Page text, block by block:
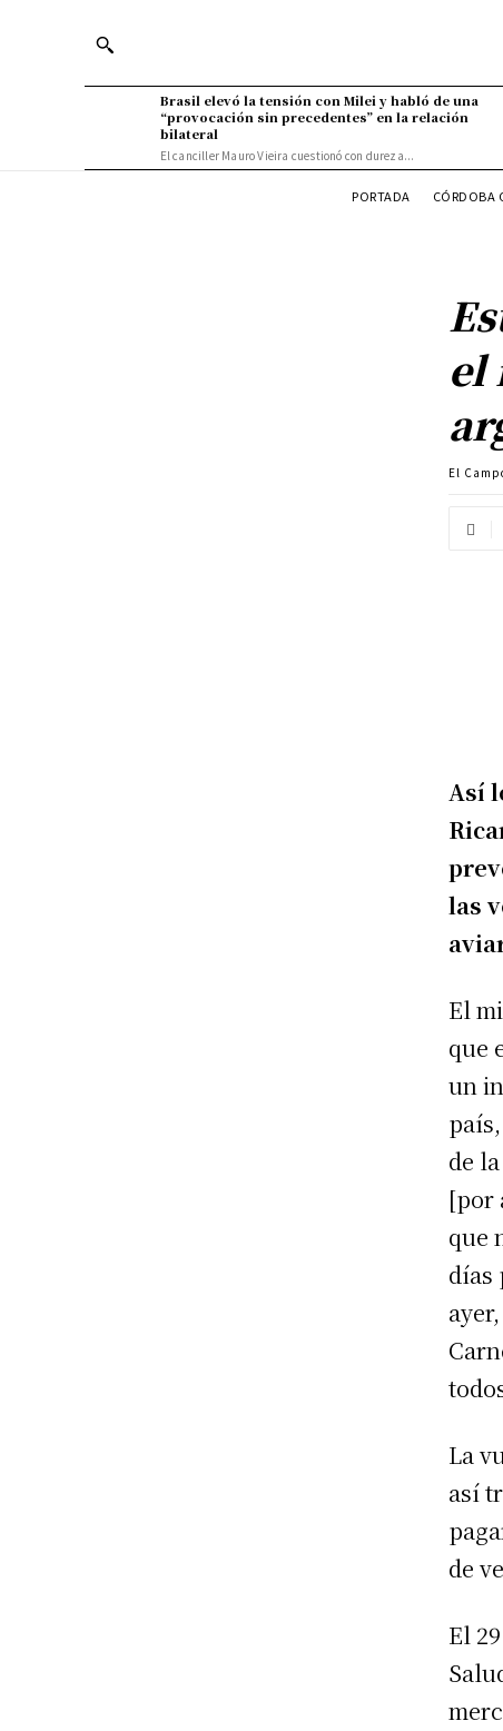
Brasil elevó la tensión con Milei y habló de una
“provocación sin precedentes” en la relación
bilateral
El canciller Mauro Vieira cuestionó con dureza...
PORTADA CÓRDOBA
el
El
Así
las
El
que
un
de
[por
que
días
La
así
de
El